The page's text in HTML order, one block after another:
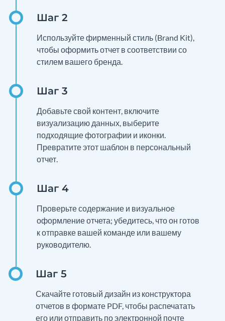
Используйте фирменный стиль (Brand Kit),
чтобы оформить отчет в соответствии со
стилем вашего бренда.
Добавьте свой контент, включите
визуализацию данных, выберите
подходящие фотографии и иконки.
Превратите этот шаблон в персональный
отчет.
Проверьте содержание и визуальное
оформление отчета; убедитесь, что он готов
к отправке вашей команде или вашему
руководителю.
Скачайте готовый дизайн из конструктора
отчетов в формате PDF, чтобы распечатать
его или отправить по электронной почте